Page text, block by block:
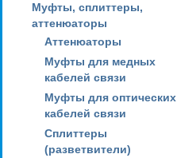
Муфты, сплиттеры,
аттенюаторы
Аттенюаторы
Муфты для медных
кабелей связи
Муфты для оптических
кабелей связи
Сплиттеры
(разветвители)